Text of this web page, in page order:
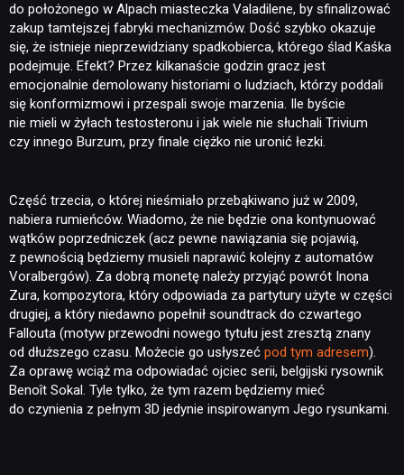
do położonego w Alpach miasteczka Valadilene, by sfinalizować
zakup tamtejszej fabryki mechanizmów. Dość szybko okazuje
się, że istnieje nieprzewidziany spadkobierca, którego ślad Kaśka
podejmuje. Efekt? Przez kilkanaście godzin gracz jest
emocjonalnie demolowany historiami o ludziach, którzy poddali
się konformizmowi i przespali swoje marzenia. Ile byście
nie mieli w żyłach testosteronu i jak wiele nie słuchali Trivium
czy innego Burzum, przy finale ciężko nie uronić łezki.
Część trzecia, o której nieśmiało przebąkiwano już w 2009,
nabiera rumieńców. Wiadomo, że nie będzie ona kontynuować
wątków poprzedniczek (acz pewne nawiązania się pojawią,
z pewnością będziemy musieli naprawić kolejny z automatów
Voralbergów). Za dobrą monetę należy przyjąć powrót Inona
Zura, kompozytora, który odpowiada za partytury użyte w części
drugiej, a który niedawno popełnił soundtrack do czwartego
Fallouta (motyw przewodni nowego tytułu jest zresztą znany
od dłuższego czasu. Możecie go usłyszeć pod tym adresem).
Za oprawę wciąż ma odpowiadać ojciec serii, belgijski rysownik
Benoît Sokal. Tyle tylko, że tym razem będziemy mieć
do czynienia z pełnym 3D jedynie inspirowanym Jego rysunkami.